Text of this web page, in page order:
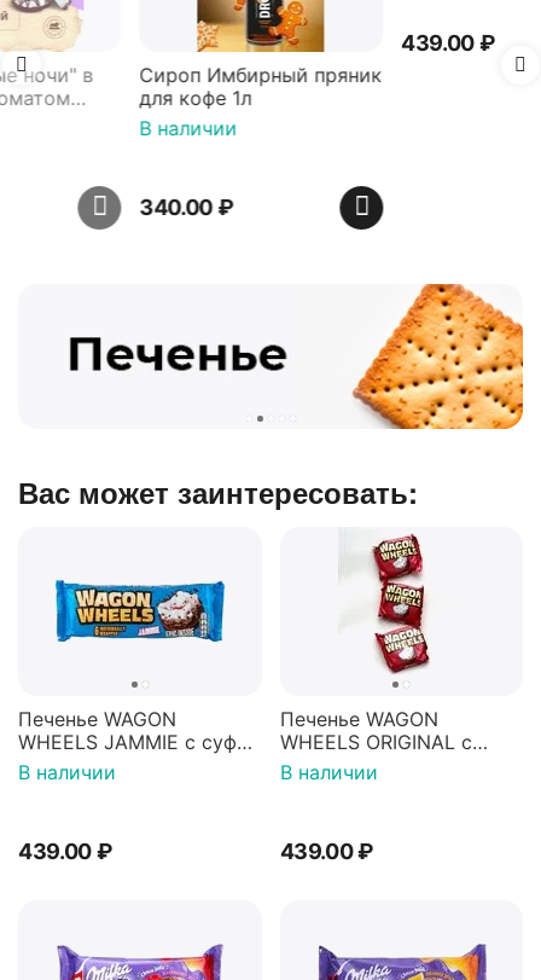
Сироп Имбирный пряник
для кофе 1л
340.00 ₽
Вафли Голландские с
439.00 ₽
Вас может заинтересовать:
Печенье WAGON
WHEELS JAMMIE с суфле
и джемом покрытое
гразурью 228г
В наличии
439.00₽
Печенье WAGON
WHEELS ORIGINAL с
суфле покрытое
гразурью 216г
В наличии
439.00₽